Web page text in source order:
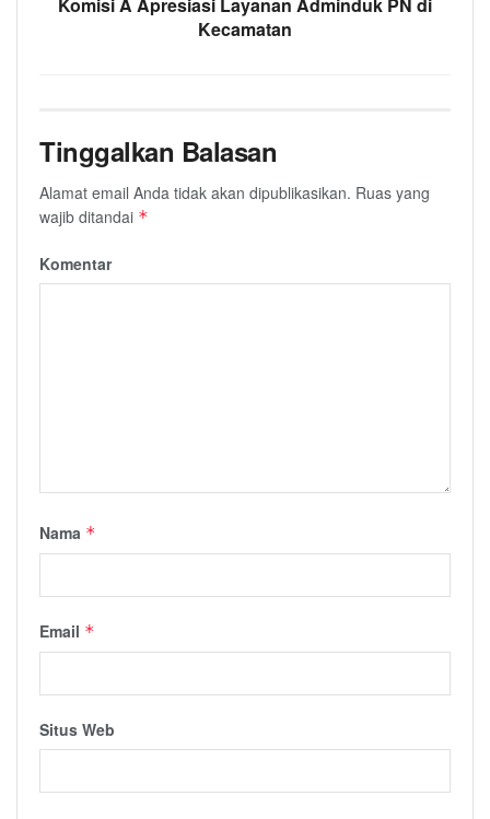
Komisi A Apresiasi Layanan Adminduk PN di
Kecamatan
Tinggalkan Balasan
Alamat email Anda tidak akan dipublikasikan. Ruas yang
wajib ditandai *
Komentar
Nama *
Email *
Situs Web